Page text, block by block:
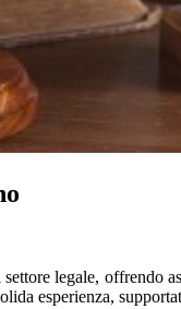
legale, offrendo
esperienza,